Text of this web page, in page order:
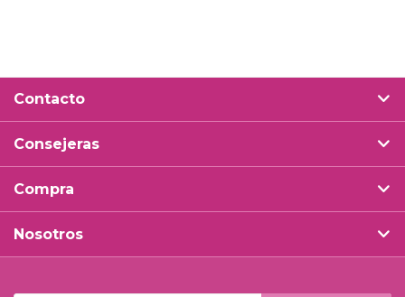
Contacto
Consejeras
Compra
Nosotros